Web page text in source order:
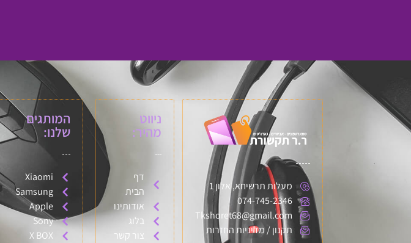
מעלות תרשיחא, אלון 1
074-745-2346
Tkshoret68@gmail.com
תקנון / מדיניות החזרות
ניווט
מהיר:
דף
הבית
אודותינו
בלוג
צור קשר
המותגים
שלנו:
Xiaomi
Samsung
Apple
Sony
X BOX